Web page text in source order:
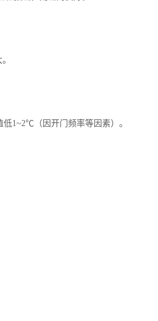
1~2℃（因开门频率等因素）。